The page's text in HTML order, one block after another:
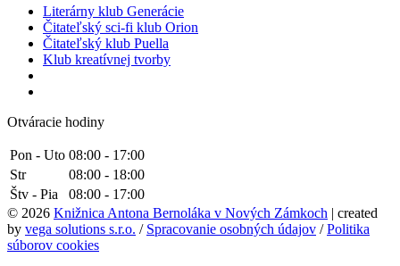
Literárny klub Generácie
Čitateľský sci-fi klub Orion
Čitateľský klub Puella
Klub kreatívnej tvorby
Otváracie hodiny
Pon - Uto 08:00 - 17:00
Str
08:00 - 18:00
Štv - Pia
08:00 - 17:00
© 2026 Knižnica Antona Bernoláka v Nových Zámkoch | created
by vega solutions s.r.o. / Spracovanie osobných údajov /Politika
súborov cookies